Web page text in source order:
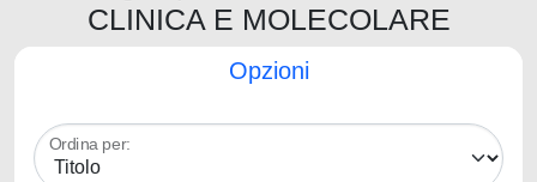
CLINICA E MOLECOLARE
Opzioni
Ordina per: